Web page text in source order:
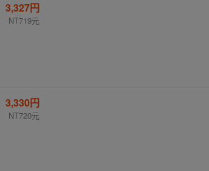
3,327円
NT719元
3,330円
NT720元